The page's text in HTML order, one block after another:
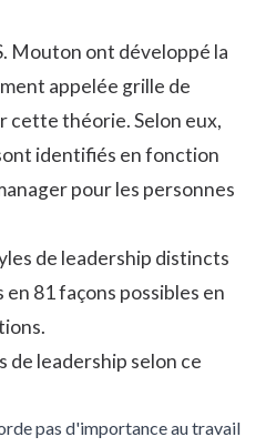
Mouton ont développé la
appelée grille de
cette théorie. Selon eux,
identifiés en fonction
pour les personnes
de leadership distincts
81 façons possibles en
leadership selon ce
pas d'importance au travail